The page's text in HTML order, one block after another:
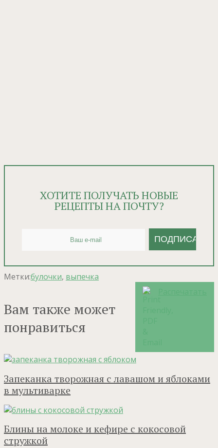
ХОТИТЕ ПОЛУЧАТЬ НОВЫЕ
РЕЦЕПТЫ НА ПОЧТУ?
Метки:булочки, выпечка
Вам также может
понравиться
Запеканка творожная с лавашом и яблоками
в мультиварке
Блины на молоке и кефире с кокосовой
стружкой